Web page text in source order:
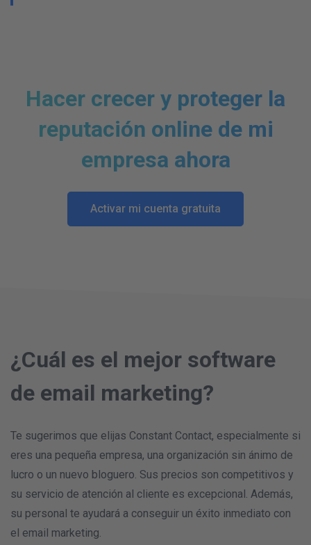
Hacer crecer y proteger la
reputación online de mi
empresa ahora
Activar mi cuenta gratuita
¿Cuál es el mejor software
de email marketing?
Te sugerimos que elijas Constant Contact, especialmente si
eres una pequeña empresa, una organización sin ánimo de
lucro o un nuevo bloguero. Sus precios son competitivos y
su servicio de atención al cliente es excepcional. Además,
su personal te ayudará a conseguir un éxito inmediato con
el email marketing.